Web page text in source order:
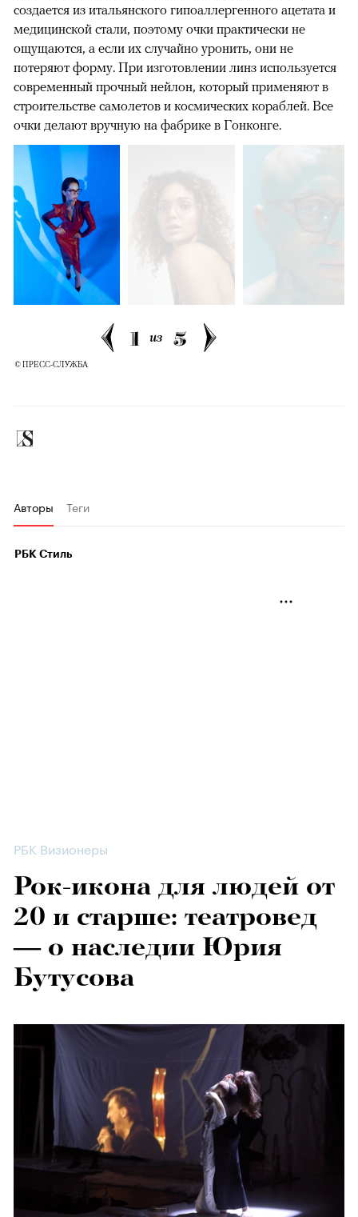
00:00
создается из итальянского гипоаллергенного ацетата и
медицинской стали, поэтому очки практически не
ощущаются, а если их случайно уронить, они не
потеряют форму. При изготовлении линз используется
современный прочный нейлон, который применяют в
строительстве самолетов и космических кораблей. Все
очки делают вручную на фабрике в Гонконге.
1 из 5
© ПРЕСС-СЛУЖБА
Авторы Теги
РБК Стиль
РБК Визионеры
Рок-икона для людей от
20 и старше: театровед
— о наследии Юрия
Бутусова